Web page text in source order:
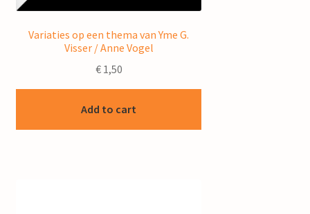
Variaties op een thema van Yme G.
Visser / Anne Vogel
€1,50
Add to cart